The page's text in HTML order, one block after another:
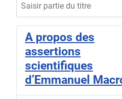
A propos des
assertions
scientifiques
d’Emmanuel